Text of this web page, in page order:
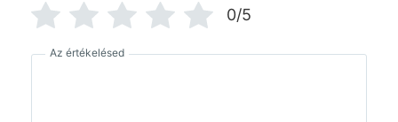
0/5
Az értékelésed